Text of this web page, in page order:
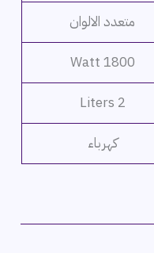
متعدد الالوان
1800 Watt
2 Liters
كهرباء